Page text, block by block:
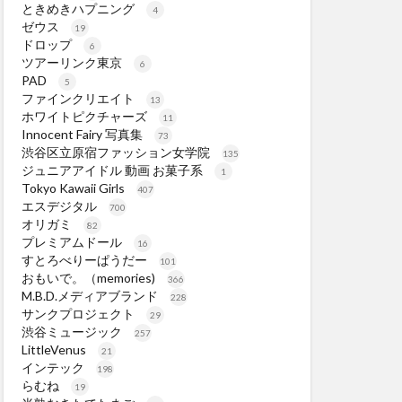
ときめきハプニング 4
ゼウス 19
ドロップ 6
ツアーリンク東京 6
PAD 5
ファインクリエイト 13
ホワイトピクチャーズ 11
Innocent Fairy 写真集 73
渋谷区立原宿ファッション女学院 135
ジュニアアイドル 動画 お菓子系 1
Tokyo Kawaii Girls 407
エスデジタル 700
オリガミ 82
プレミアムドール 16
すとろべりーぱうだー 101
おもいで。（memories) 366
M.B.D.メディアブランド 228
サンクプロジェクト 29
渋谷ミュージック 257
LittleVenus 21
インテック 198
らむね 19